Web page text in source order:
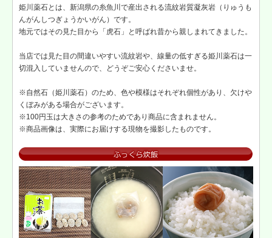
姫川薬石とは、新潟県の糸魚川で産出される流紋岩質凝灰岩（りゅうも
んがんしつぎょうかいがん）です。
地元ではその見た目から「虎石」と呼ばれ昔から親しまれてきました。
当店では見た目の間違いやすい流紋岩や、線量の低すぎる姫川薬石は一
切混入していませんので、どうぞご安心くださいませ。
※自然石（姫川薬石）のため、色や模様はそれぞれ個性があり、欠けや
くぼみがある場合がございます。
※100円玉は大きさの参考のためであり商品に含まれません。
※商品画像は、実際にお届けする現物を撮影したものです。